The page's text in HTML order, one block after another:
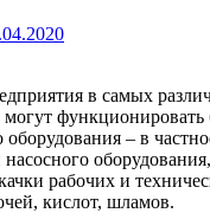
в самых
функционировать
оборудования – в
насосного
рабочих и
кислот, шламов.